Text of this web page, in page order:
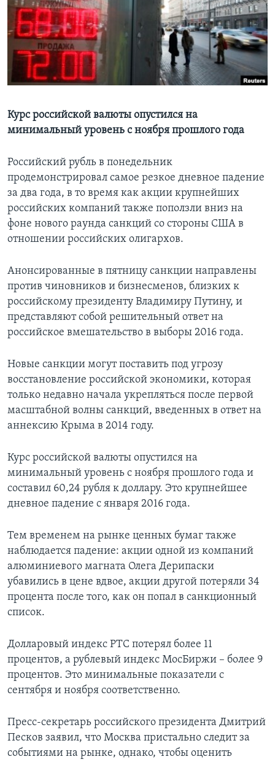
Learning English
СОЦИАЛЬНЫЕ СЕТИ
Языки
Курс российской валюты опустился на
минимальный уровень с ноября прошлого года
Российский рубль в понедельник
продемонстрировал самое резкое дневное падение
за два года, в то время как акции крупнейших
российских компаний также поползли вниз на
фоне нового раунда санкций со стороны США в
отношении российских олигархов.
Анонсированные в пятницу санкции направлены
против чиновников и бизнесменов, близких к
российскому президенту Владимиру Путину, и
представляют собой решительный ответ на
российское вмешательство в выборы 2016 года.
Новые санкции могут поставить под угрозу
восстановление российской экономики, которая
только недавно начала укрепляться после первой
масштабной волны санкций, введенных в ответ на
аннексию Крыма в 2014 году.
Курс российской валюты опустился на
минимальный уровень с ноября прошлого года и
составил 60,24 рубля к доллару. Это крупнейшее
дневное падение с января 2016 года.
Тем временем на рынке ценных бумаг также
наблюдается падение: акции одной из компаний
алюминиевого магната Олега Дерипаски
убавились в цене вдвое, акции другой потеряли 34
процента после того, как он попал в санкционный
список.
Долларовый индекс РТС потерял более 11
процентов, а рублевый индекс МосБиржи – более 9
процентов. Это минимальные показатели с
сентября и ноября соответственно.
Пресс-секретарь российского президента Дмитрий
Песков заявил, что Москва пристально следит за
событиями на рынке, однако, чтобы оценить